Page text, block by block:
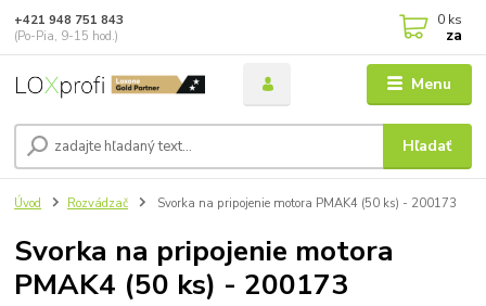
Menu
Hľadať
+421 948 751 843
(Po-Pia, 9-15 hod.)
0 ks
za
Úvod Rozvádzač Svorka na pripojenie motora PMAK4 (50 ks) - 200173
Svorka na pripojenie motora
PMAK4 (50 ks) - 200173